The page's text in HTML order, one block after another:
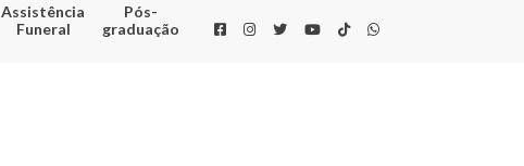
Assistência
Funeral
Pós-
graduação
FacebookInstagram
TwitterYoutube
TikTokWhatsapp